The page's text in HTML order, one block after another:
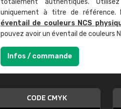
totalement authentiques.
uniquement à titre de référence.
éventail de couleurs NCS
pouvez avoir un éventail de couleurs
Infos / commande
CODE CMYK